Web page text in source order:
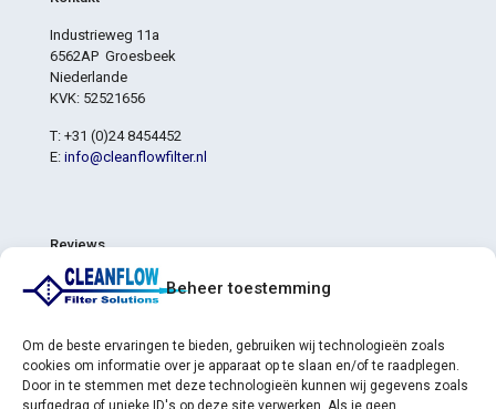
Beheer toestemming
Om de beste ervaringen te bieden, gebruiken wij technologieën zoals
cookies om informatie over je apparaat op te slaan en/of te raadplegen.
Door in te stemmen met deze technologieën kunnen wij gegevens zoals
surfgedrag of unieke ID's op deze site verwerken. Als je geen
Industrieweg 11a
6562AP Groesbeek
Niederlande
KVK: 52521656
T: +31 (0)24 8454452
E: info@cleanflowfilter.nl
Reviews
4,8
4,8 von 5 Sternen (basierend auf 6 Bewertungen)
Sehr gut
Durchschnittlich
0%
0%
Furchtbar
0%